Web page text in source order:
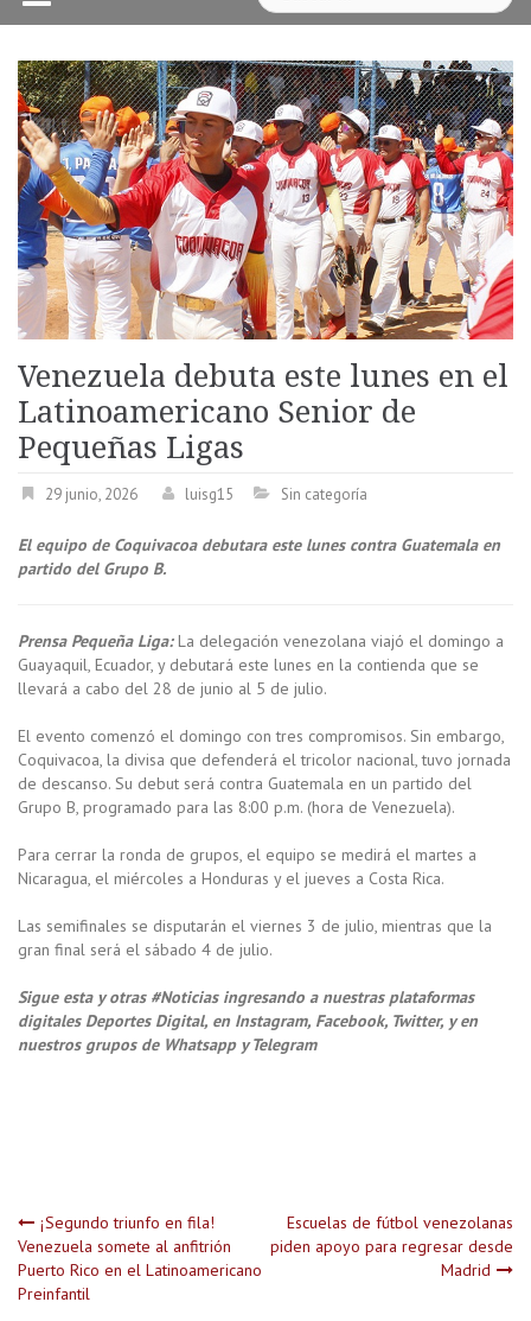
Venezuela debuta este lunes en el
Latinoamericano Senior de
Pequeñas Ligas
29 junio, 2026 luisg15 Sin categoría
El equipo de Coquivacoa debutara este lunes contra Guatemala en
partido del Grupo B.
Prensa Pequeña Liga:La delegación venezolana viajó el domingo a
Guayaquil, Ecuador, y debutará este lunes en la contienda que se
llevará a cabo del 28 de junio al 5 de julio.
El evento comenzó el domingo con tres compromisos. Sin embargo,
Coquivacoa, la divisa que defenderá el tricolor nacional, tuvo jornada
de descanso. Su debut será contra Guatemala en un partido del
Grupo B, programado para las 8:00 p.m. (hora de Venezuela).
Para cerrar la ronda de grupos, el equipo se medirá el martes a
Nicaragua, el miércoles a Honduras y el jueves a Costa Rica.
Las semifinales se disputarán el viernes 3 de julio, mientras que la
gran final será el sábado 4 de julio.
Sigue esta y otras #Noticias ingresando a nuestras plataformas
digitales Deportes Digital, en Instagram, Facebook, Twitter, y en
nuestros grupos de Whatsapp y Telegram
Navegación
de
¡Segundo triunfo en fila!
Venezuela somete al anfitrión
Puerto Rico en el Latinoamericano
Preinfantil
Escuelas de fútbol venezolanas
piden apoyo para regresar desde
Madrid